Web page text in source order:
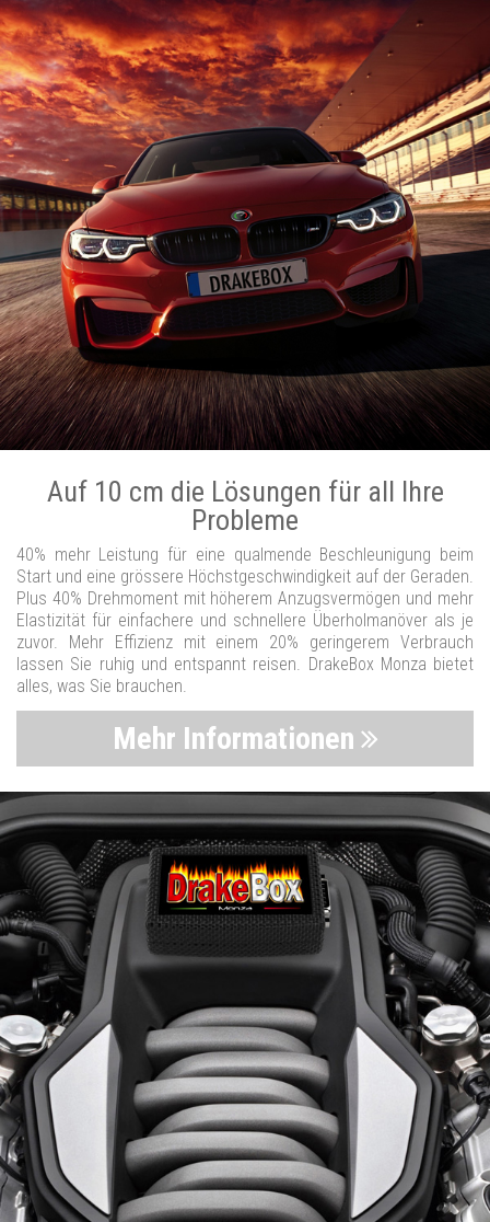
Auf 10 cm die Lösungen für all Ihre
Probleme
40% mehr Leistung für eine qualmende Beschleunigung beim
Start und eine grössere Höchstgeschwindigkeit auf der Geraden.
Plus 40% Drehmoment mit höherem Anzugsvermögen und mehr
Elastizität für einfachere und schnellere Überholmanöver als je
zuvor. Mehr Effizienz mit einem 20% geringerem Verbrauch
lassen Sie ruhig und entspannt reisen. DrakeBox Monza bietet
alles, was Sie brauchen.
Mehr Informationen